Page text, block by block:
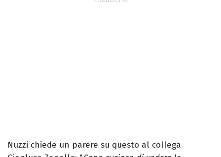
Nuzzi chiede un parere su questo al collega